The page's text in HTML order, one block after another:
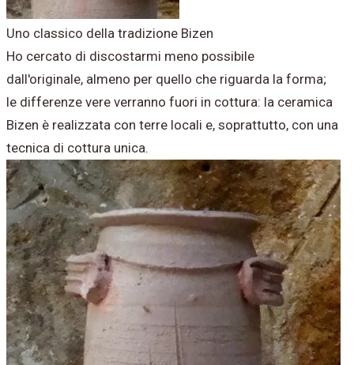
Uno classico della tradizione Bizen
Ho cercato di discostarmi meno possibile
dall'originale, almeno per quello che riguarda la forma;
le differenze vere verranno fuori in cottura: la ceramica
Bizen è realizzata con terre locali e, soprattutto, con una
tecnica di cottura unica.